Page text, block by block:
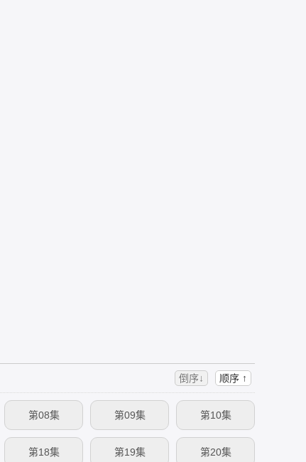
倒序↓ 顺序 ↑
第08集 第09集 第10集
第18集 第19集 第20集